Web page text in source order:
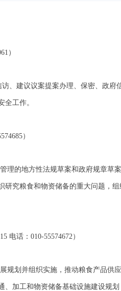
）
、建议议案提案办理、保密、政府
工作。
）
理的地方性法规草案和政府规章草
究粮食和物资储备的重大问题，
电话：010-55574672）
划并组织实施，推动粮食产品供
加工和物资储备基础设施建设规